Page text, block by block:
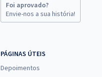
Foi aprovado?
Envie-nos a sua história!
PÁGINAS ÚTEIS
Depoimentos